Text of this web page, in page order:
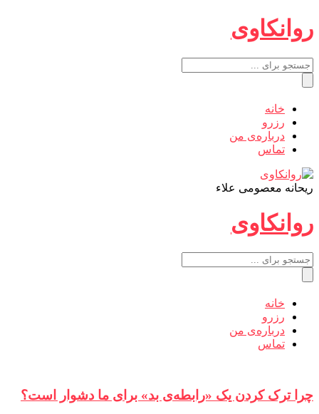
روانکاوی
خانه
رزرو
درباره‌ی من
تماس
روانکاوی
ریحانه معصومی علاء
روانکاوی
خانه
رزرو
درباره‌ی من
تماس
چرا ترک کردن یک «رابطه‌ی بد» برای ما دشوار است؟